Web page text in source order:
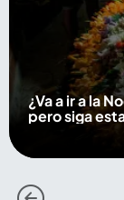
¿Va a ir a la
pero siga